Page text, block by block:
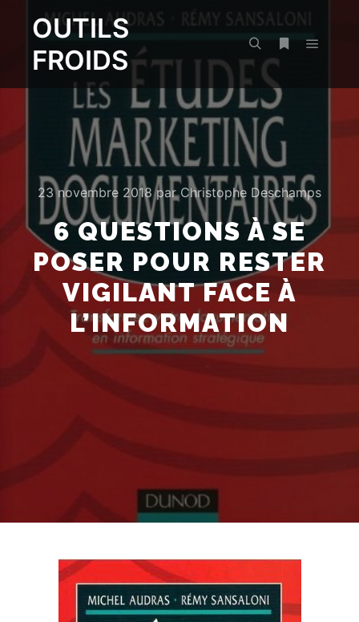
OUTILS
FROIDS
Rechercher
23 novembre 2018parChristophe Deschamps
6 QUESTIONS À SE
POSER POUR RESTER
VIGILANT FACE À
L’INFORMATION